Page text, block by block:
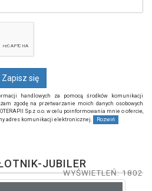
handlowych za pomocą środków komunikacji
zgodę na przetwarzanie moich danych osobowych
Sp.z o.o. w celu poinformowania mnie o ofercie,
adres komunikacji elektronicznej.
Rozwiń
JUBILER
WYŚWIETLEŃ: 1802